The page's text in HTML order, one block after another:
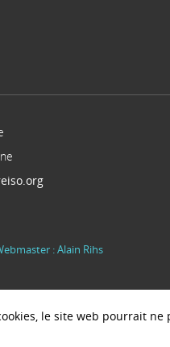
: Alain Rihs
le site web pourrait ne